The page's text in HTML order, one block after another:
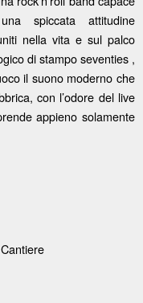
spiccata attitudine
nella vita e sul palco
di stampo seventies ,
il suono moderno che
con l’odore del live
appieno solamente